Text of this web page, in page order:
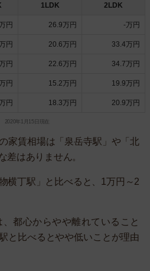
1LDK 2LDK
円 26.9万円 -万円
円 20.6万円 33.4万円
円 22.6万円 34.7万円
円 15.2万円 19.9万円
円 18.3万円 20.9万円
2020年1月15日現在
家賃相場は「泉岳寺駅」や「北
差はありません。
横丁駅」と比べると、1万円～2
都心からやや離れていること
と比べるとやや低いことが理由